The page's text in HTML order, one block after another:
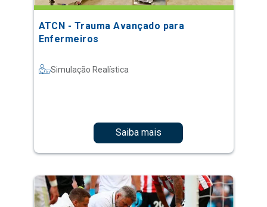
ATCN - Trauma Avançado para
Enfermeiros
Simulação Realística
Saiba mais